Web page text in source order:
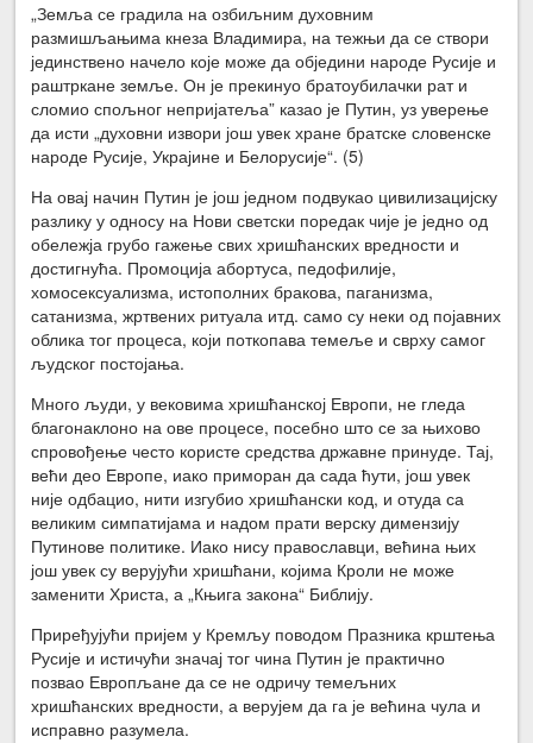
„Земља се градила на озбиљним духовним
размишљањима кнеза Владимира, на тежњи да се створи
јединствено начело које може да обједини народе Русије и
раштркане земље. Он је прекинуо братоубилачки рат и
сломио спољног непријатеља” казао је Путин, уз уверење
да исти „духовни извори још увек хране братске словенске
народе Русије, Украјине и Белорусије“. (5)
На овај начин Путин је још једном подвукао цивилизацијску
разлику у односу на Нови светски поредак чије је једно од
обележја грубо гажење свих хришћанских вредности и
достигнућа. Промоција абортуса, педофилије,
хомосексуализма, истополних бракова, паганизма,
сатанизма, жртвених ритуала итд. само су неки од појавних
облика тог процеса, који поткопава темеље и сврху самог
људског постојања.
Много људи, у вековима хришћанској Европи, не гледа
благонаклоно на ове процесе, посебно што се за њихово
спровођење често користе средства државне принуде. Тај,
већи део Европе, иако приморан да сада ћути, још увек
није одбацио, нити изгубио хришћански код, и отуда са
великим симпатијама и надом прати верску димензију
Путинове политике. Иако нису православци, већина њих
још увек су верујући хришћани, којима Кроли не може
заменити Христа, а „Књига закона“ Библију.
Приређујући пријем у Кремљу поводом Празника крштења
Русије и истичући значај тог чина Путин је практично
позвао Европљане да се не одричу темељних
хришћанских вредности, а верујем да га је већина чула и
исправно разумела.